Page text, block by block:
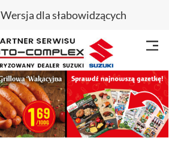
Wersja dla słabowidzących